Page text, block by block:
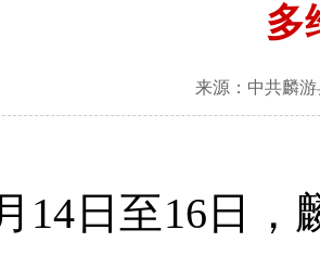
多
来源：中共麟
14日至16日